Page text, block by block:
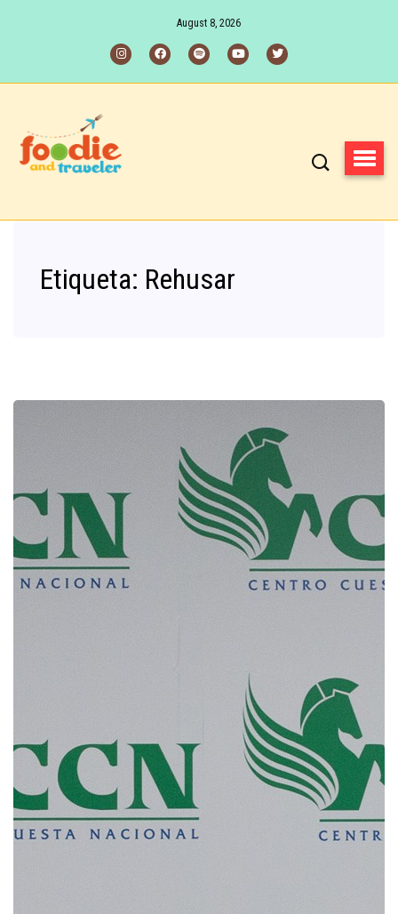
August 8, 2026
Etiqueta: Rehusar